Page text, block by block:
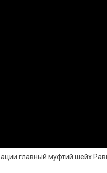
главный муфтий шейх